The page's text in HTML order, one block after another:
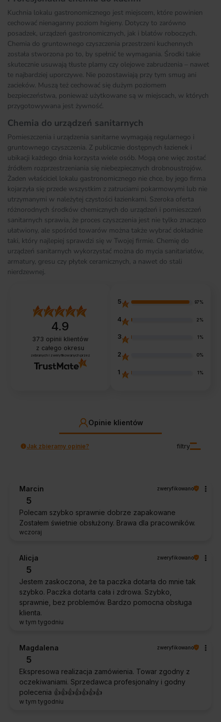
Kuchnia lokalu gastronomicznego jest miejscem, które powinien
cechować nienaganny poziom higieny. Dotyczy to zarówno
posadzek, urządzeń gastronomicznych, jak i blatów roboczych.
Chemia do gruntownego czyszczenia przestrzeni kuchennych
została stworzona po to, by spełnić te wymagania. Środki takie
skutecznie usuwają tłuste plamy czy olejowe zabrudzenia – nawet
te najbardziej uporczywe. Nie pozostawiają przy tym smug ani
zacieków. Muszą też cechować się dużym poziomem
bezpieczeństwa, ponieważ użytkowane są w miejscach, w których
przygotowywana jest żywność.
Chemia do urządzeń sanitarnych
Pomieszczenia i urządzenia sanitarne wymagają regularnego i
gruntownego czyszczenia. Z publicznie dostępnych łazienek i
ubikacji każdego dnia korzysta wiele osób. Mogą one więc zostać
źródłem rozprzestrzeniania się niebezpiecznych drobnoustrojów.
Żaden właściciel lokalu gastronomicznego nie chce, by jego firma
kojarzyła się przede wszystkim z zatruciami pokarmowymi lub nie
utrzymanymi w należytej czystości łazienkami. Szeroka oferta
różnorodnych środków chemicznych do urządzeń i pomieszczeń
sanitarnych sprawia, że proces czyszczenia jest nie tylko znacząco
ułatwiony, ale spośród towarów można także wybrać dokładnie
taki, który najlepiej sprawdzi się w Twojej firmie. Chemię do
urządzeń sanitarnych wykorzystać można do mycia sanitariatów,
armatury, gresu czy płytek ceramicznych, a nawet do stali
nierdzewnej.
4.9
373 opinii klientów
z całego okresu
zebranych i zweryfikowanych przez
5 97%
4 2%
3 1%
2 0%
1 1%
Opinie klientów
filtry
Jak zbieramy opinie?
Marcin zweryfikowano
5
Polecam szybko sprawnie dobrze zapakowane
Zostałem świetnie obsłużony. Brawa dla pracowników.
wczoraj
Alicja zweryfikowano
5
Jestem zaskoczona, że ta paczka dotarła do mnie tak
szybko. Paczka dotarła cała i zdrowa. Szybko,
sprawnie, bez problemów. Bardzo pomocna obsługa
klienta.
w tym tygodniu
Magdalena zweryfikowano
5
Ekspresowa realizacja zamówienia. Towar zgodny z
oczekiwaniami. Sprzedawca profesjonalny i godny
polecenia 👍️👍️👍️👍️👍️👍️👍️
w tym tygodniu